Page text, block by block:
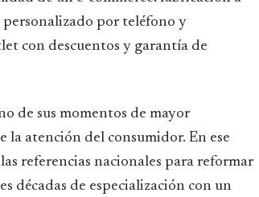
personalizado por teléfono y
con descuentos y garantía de
de sus momentos de mayor
la atención del consumidor. En ese
referencias nacionales para reformar
décadas de especialización con un